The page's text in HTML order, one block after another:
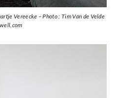
Vereecke – Photo : Tim Van de Velde